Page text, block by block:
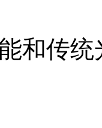
和传